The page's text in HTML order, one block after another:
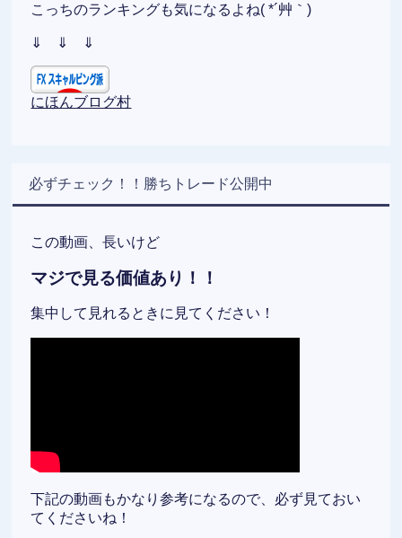
こっちのランキングも気になるよね( *´艸｀)
⇓ ⇓ ⇓
にほんブログ村
必ずチェック！！勝ちトレード公開中
この動画、長いけど
マジで見る価値あり！！
集中して見れるときに見てください！
下記の動画もかなり参考になるので、必ず見ておい
てくださいね！